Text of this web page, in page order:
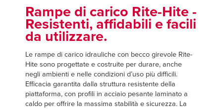
Deutsch
Français
Italiano
Dutch
ASIA PACIFIC
TROVA UN RAPPRESENTANTE
+39 (0) 236714370
Rampe di carico Rite-Hite -
Resistenti, affidabili e facili
da utilizzare.
Le rampe di carico idrauliche con becco girevole Rite-
Hite sono progettate e costruite per durare, anche
negli ambienti e nelle condizioni d’uso più difficili.
Efficacia garantita dalla struttura resistente della
piattaforma, con profili in acciaio pesante laminato a
caldo per offrire la massima stabilità e sicurezza. La